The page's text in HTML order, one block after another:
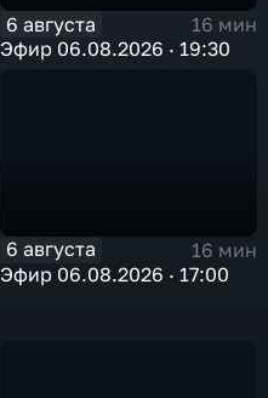
6 августа
16 мин
Эфир 06.08.2026 · 19:30
6 августа
16 мин
Эфир 06.08.2026 · 17:00